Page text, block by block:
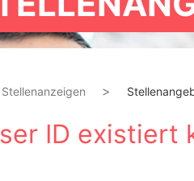
Stellenanzeigen
ID existiert